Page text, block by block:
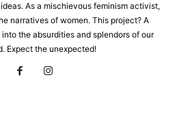
As a mischievous feminism activist,
narratives of women. This project? A
the absurdities and splendors of our
Expect the unexpected!